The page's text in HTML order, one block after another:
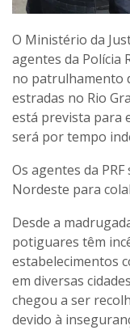
O Ministério da
agentes da Polícia
no patrulhamento
estradas no Rio
está prevista para
será por tempo
Os agentes da
Nordeste para
Desde a
potiguares têm
estabelecimentos
em diversas
chegou a ser
devido à